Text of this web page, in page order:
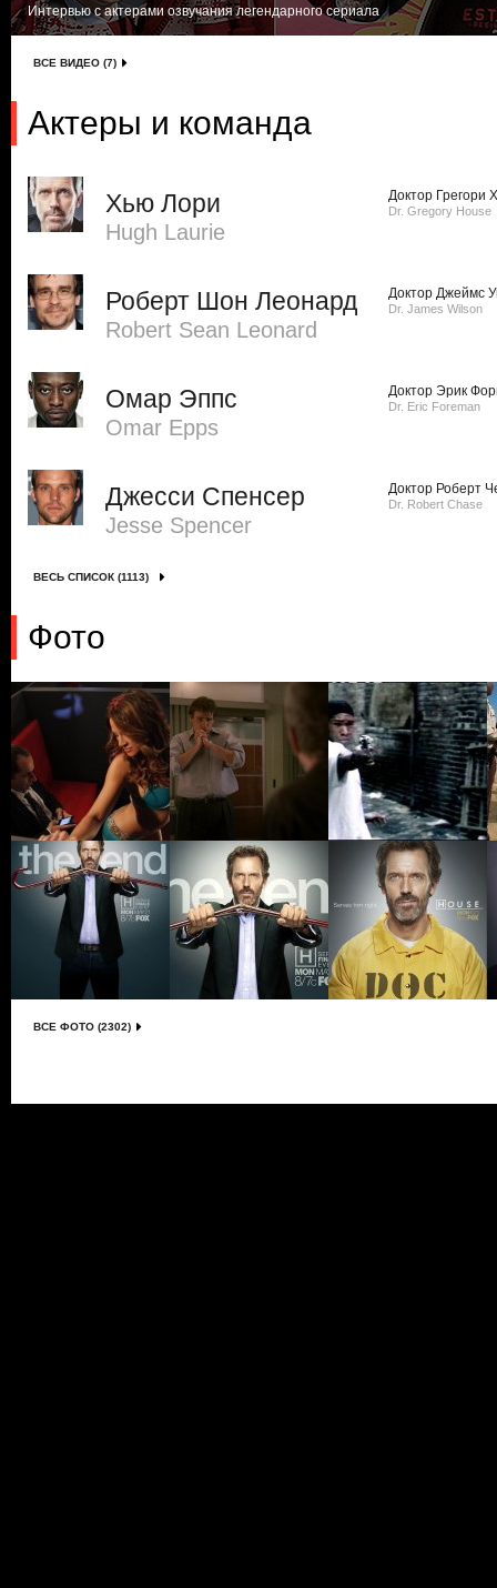
Интервью с актерами озвучания легендарного сериала
ВСЕ ВИДЕО (7)
Актеры и команда
Хью Лори
Hugh Laurie
Доктор Грегори
Dr. Gregory House
Роберт Шон Леонард
Robert Sean Leonard
Доктор Джеймс
Dr. James Wilson
Омар Эппс
Omar Epps
Доктор Эрик
Dr. Eric Foreman
Джесси Спенсер
Jesse Spencer
Доктор Роберт
Dr. Robert Chase
ВЕСЬ СПИСОК (1113)
Фото
ВСЕ ФОТО (2302)